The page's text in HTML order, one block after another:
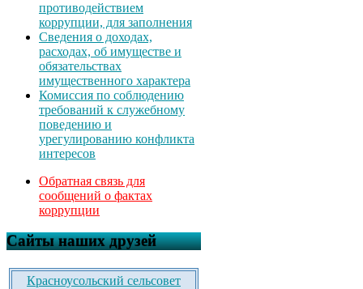
противодействием
коррупции, для заполнения
Сведения о доходах,
расходах, об имуществе и
обязательствах
имущественного характера
Комиссия по соблюдению
требований к служебному
поведению и
урегулированию конфликта
интересов
Обратная связь для
сообщений о фактах
коррупции
Сайты наших друзей
Красноусольский сельсовет